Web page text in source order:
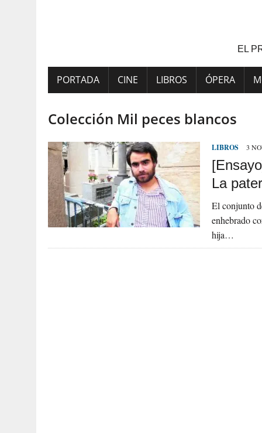
EL
PORTADA CINE LIBROS ÓPERA
Colección Mil peces blancos
LIBROS 3
La
El conjunto
enhebrado
hija…